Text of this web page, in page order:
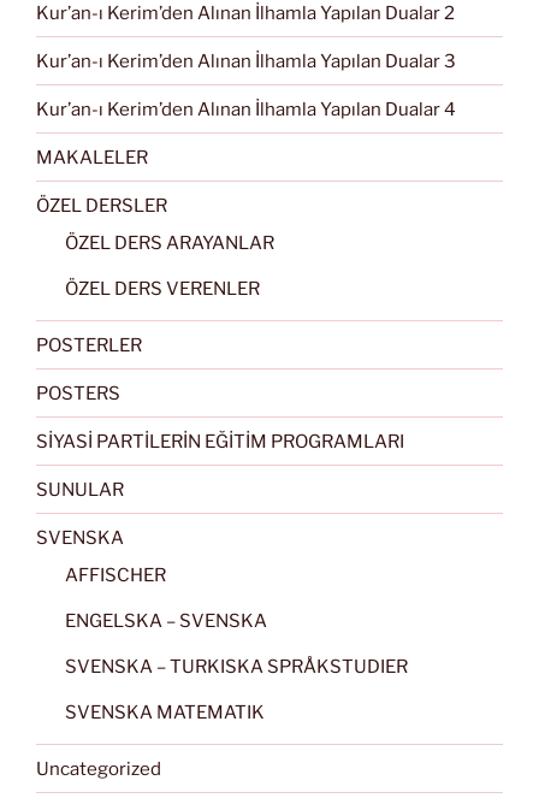
Kur’an-ı Kerim’den Alınan İlhamla Yapılan Dualar 2
Kur’an-ı Kerim’den Alınan İlhamla Yapılan Dualar 3
Kur’an-ı Kerim’den Alınan İlhamla Yapılan Dualar 4
MAKALELER
ÖZEL DERSLER
ÖZEL DERS ARAYANLAR
ÖZEL DERS VERENLER
POSTERLER
POSTERS
SİYASİ PARTİLERİN EĞİTİM PROGRAMLARI
SUNULAR
SVENSKA
AFFISCHER
ENGELSKA – SVENSKA
SVENSKA – TURKISKA SPRÅKSTUDIER
SVENSKA MATEMATIK
Uncategorized